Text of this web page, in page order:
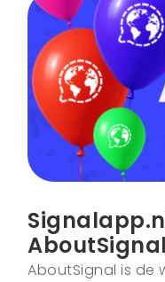
AboutSignal is de